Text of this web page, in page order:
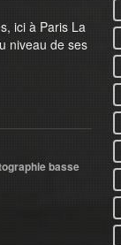
ici à Paris La
niveau de ses
basse